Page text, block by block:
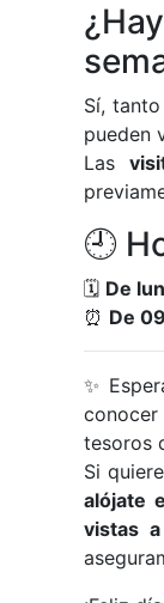
Sí,
pueden
Las
🕘
🗓️ De
⏰ De
✨
tesoros
Si
alójate
vistas